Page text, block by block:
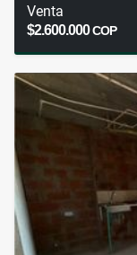
Venta
$2.600.000COP